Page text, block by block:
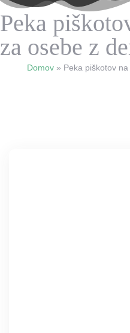
Peka
za osebe z
Domov» Peka piškotov